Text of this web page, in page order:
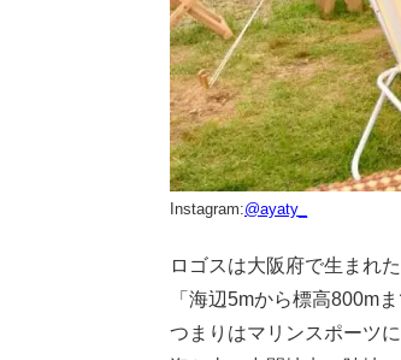
Instagram:@ayaty_
ロゴスは大阪府で生まれ
「海辺5mから標高800mま
つまりはマリンスポーツ